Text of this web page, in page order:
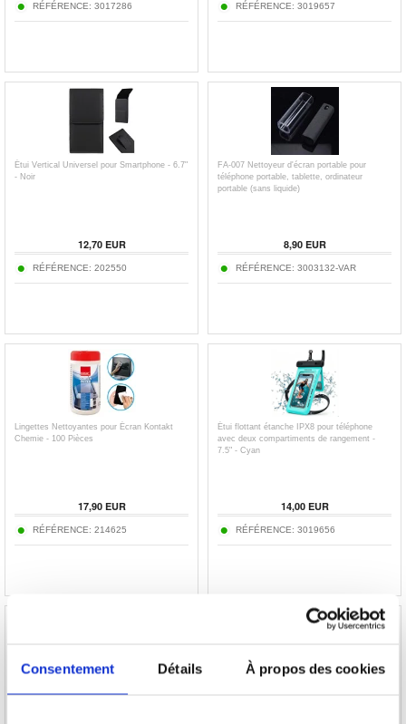
Consentement Détails À propos des cookies
RÉFÉRENCE: 3017286 RÉFÉRENCE: 3019657
Étui Vertical Universel pour Smartphone - 6.7"
- Noir
12,70EUR
RÉFÉRENCE: 202550
FA-007 Nettoyeur d'écran portable pour
téléphone portable, tablette, ordinateur
portable (sans liquide)
8,90EUR
RÉFÉRENCE: 3003132-VAR
Lingettes Nettoyantes pour Écran Kontakt
Chemie - 100 Pièces
17,90EUR
RÉFÉRENCE: 214625
Étui flottant étanche IPX8 pour téléphone
avec deux compartiments de rangement -
7.5" - Cyan
14,00EUR
RÉFÉRENCE: 3019656